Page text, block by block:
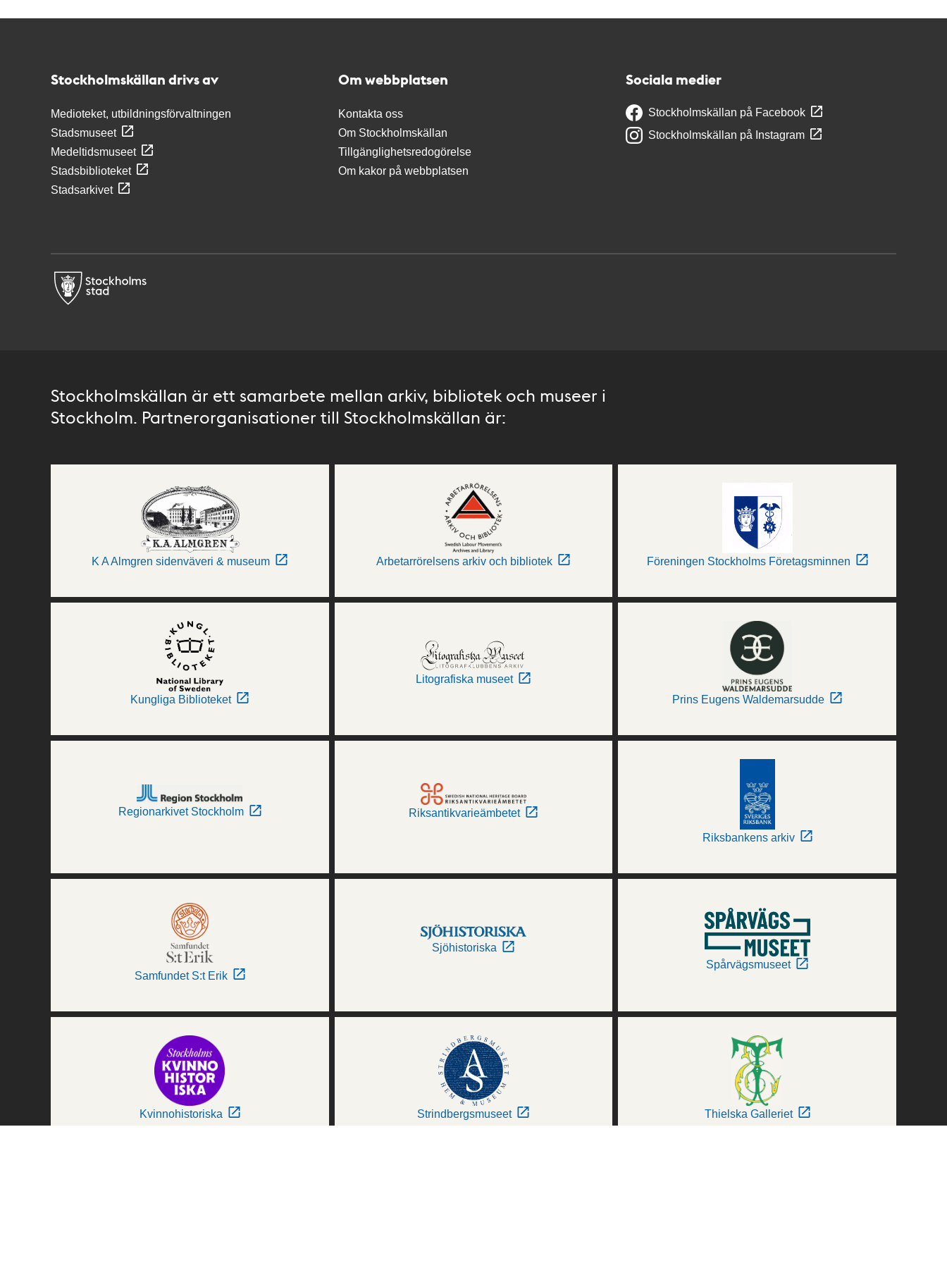
Stockholmskällan drivs av
Medioteket, utbildningsförvaltningen
Stadsmuseet
Medeltidsmuseet
Stadsbiblioteket
Stadsarkivet
Om webbplatsen
Kontakta oss
Om Stockholmskällan
Tillgänglighetsredogörelse
Om kakor på webbplatsen
Sociala medier
Stockholmskällan på Facebook
Stockholmskällan på Instagram
Stockholmskällan är ett samarbete mellan arkiv, bibliotek och museer i
Stockholm. Partnerorganisationer till Stockholmskällan är:
K A Almgren sidenväveri & museum Arbetarrörelsens arkiv och bibliotek Föreningen Stockholms Företagsminnen
Kungliga Biblioteket
Litografiska museet
Prins Eugens Waldemarsudde
Regionarkivet Stockholm Riksantikvarieämbetet
Riksbankens arkiv
Samfundet S:t Erik
Sjöhistoriska
Spårvägsmuseet
Kvinnohistoriska Strindbergsmuseet Thielska Galleriet